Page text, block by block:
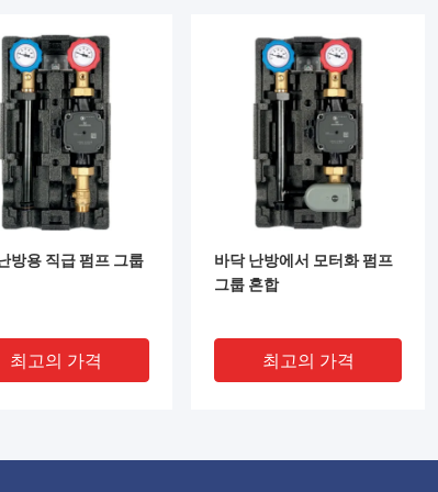
방용 직급 펌프 그룹
최고의 가격
바닥 난방에서 모터화 펌프
그룹 혼합
최고의 가격